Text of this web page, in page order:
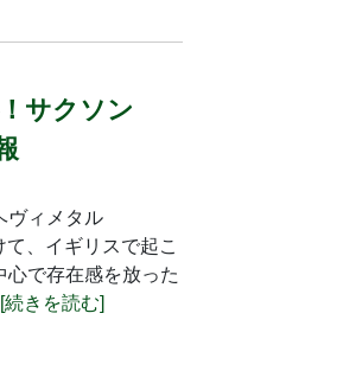
サクソン
ヴィメタル
、イギリスで起こ
心で存在感を放った
[続きを読む]